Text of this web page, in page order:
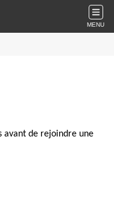
MENU
avant de rejoindre une